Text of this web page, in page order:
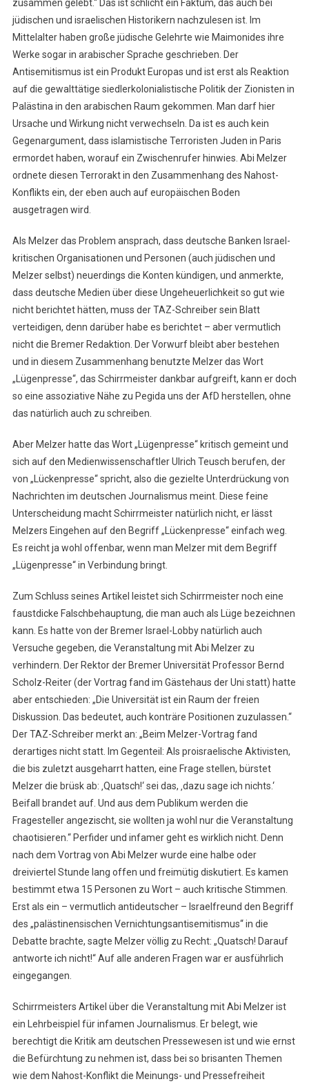
zusammen gelebt.“ Das ist schlicht ein Faktum, das auch bei
jüdischen und israelischen Historikern nachzulesen ist. Im
Mittelalter haben große jüdische Gelehrte wie Maimonides ihre
Werke sogar in arabischer Sprache geschrieben. Der
Antisemitismus ist ein Produkt Europas und ist erst als Reaktion
auf die gewalttätige siedlerkolonialistische Politik der Zionisten in
Palästina in den arabischen Raum gekommen. Man darf hier
Ursache und Wirkung nicht verwechseln. Da ist es auch kein
Gegenargument, dass islamistische Terroristen Juden in Paris
ermordet haben, worauf ein Zwischenrufer hinwies. Abi Melzer
ordnete diesen Terrorakt in den Zusammenhang des Nahost-
Konflikts ein, der eben auch auf europäischen Boden
ausgetragen wird.
Als Melzer das Problem ansprach, dass deutsche Banken Israel-
kritischen Organisationen und Personen (auch jüdischen und
Melzer selbst) neuerdings die Konten kündigen, und anmerkte,
dass deutsche Medien über diese Ungeheuerlichkeit so gut wie
nicht berichtet hätten, muss der TAZ-Schreiber sein Blatt
verteidigen, denn darüber habe es berichtet – aber vermutlich
nicht die Bremer Redaktion. Der Vorwurf bleibt aber bestehen
und in diesem Zusammenhang benutzte Melzer das Wort
„Lügenpresse“, das Schirrmeister dankbar aufgreift, kann er doch
so eine assoziative Nähe zu Pegida uns der AfD herstellen, ohne
das natürlich auch zu schreiben.
Aber Melzer hatte das Wort „Lügenpresse“ kritisch gemeint und
sich auf den Medienwissenschaftler Ulrich Teusch berufen, der
von „Lückenpresse“ spricht, also die gezielte Unterdrückung von
Nachrichten im deutschen Journalismus meint. Diese feine
Unterscheidung macht Schirrmeister natürlich nicht, er lässt
Melzers Eingehen auf den Begriff „Lückenpresse“ einfach weg.
Es reicht ja wohl offenbar, wenn man Melzer mit dem Begriff
„Lügenpresse“ in Verbindung bringt.
Zum Schluss seines Artikel leistet sich Schirrmeister noch eine
faustdicke Falschbehauptung, die man auch als Lüge bezeichnen
kann. Es hatte von der Bremer Israel-Lobby natürlich auch
Versuche gegeben, die Veranstaltung mit Abi Melzer zu
verhindern. Der Rektor der Bremer Universität Professor Bernd
Scholz-Reiter (der Vortrag fand im Gästehaus der Uni statt) hatte
aber entschieden: „Die Universität ist ein Raum der freien
Diskussion. Das bedeutet, auch konträre Positionen zuzulassen.“
Der TAZ-Schreiber merkt an: „Beim Melzer-Vortrag fand
derartiges nicht statt. Im Gegenteil: Als proisraelische Aktivisten,
die bis zuletzt ausgeharrt hatten, eine Frage stellen, bürstet
Melzer die brüsk ab: ‚Quatsch!‘ sei das, ‚dazu sage ich nichts.‘
Beifall brandet auf. Und aus dem Publikum werden die
Fragesteller angezischt, sie wollten ja wohl nur die Veranstaltung
chaotisieren.“ Perfider und infamer geht es wirklich nicht. Denn
nach dem Vortrag von Abi Melzer wurde eine halbe oder
dreiviertel Stunde lang offen und freimütig diskutiert. Es kamen
bestimmt etwa 15 Personen zu Wort – auch kritische Stimmen.
Erst als ein – vermutlich antideutscher – Israelfreund den Begriff
des „palästinensischen Vernichtungsantisemitismus“ in die
Debatte brachte, sagte Melzer völlig zu Recht: „Quatsch! Darauf
antworte ich nicht!“ Auf alle anderen Fragen war er ausführlich
eingegangen.
Schirrmeisters Artikel über die Veranstaltung mit Abi Melzer ist
ein Lehrbeispiel für infamen Journalismus. Er belegt, wie
berechtigt die Kritik am deutschen Pressewesen ist und wie ernst
die Befürchtung zu nehmen ist, dass bei so brisanten Themen
wie dem Nahost-Konflikt die Meinungs- und Pressefreiheit